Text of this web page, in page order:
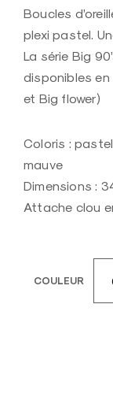
e
c
r
é
a
t
e
u
r
o
Boucles
plexi pastel.
La série Big
disponibles en
et Big flower)
Coloris :
mauve
Dimensions :
Attache clou
COULEUR